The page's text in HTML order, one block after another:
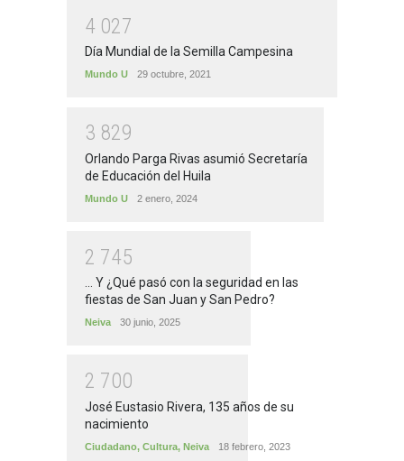
4 027
Día Mundial de la Semilla Campesina
Mundo U 29 octubre, 2021
3 829
Orlando Parga Rivas asumió Secretaría
de Educación del Huila
Mundo U 2 enero, 2024
2 745
... Y ¿Qué pasó con la seguridad en las
fiestas de San Juan y San Pedro?
Neiva 30 junio, 2025
2 700
José Eustasio Rivera, 135 años de su
nacimiento
Ciudadano, Cultura, Neiva 18 febrero, 2023